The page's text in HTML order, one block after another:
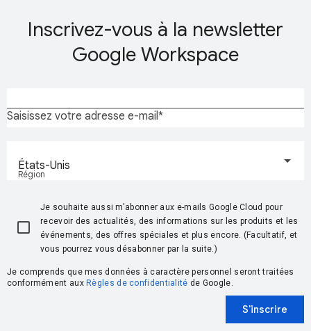
Inscrivez-vous à la newsletter
Google Workspace
Saisissez votre adresse e-mail
Région
États-Unis
Je souhaite aussi m'abonner aux e-mails Google Cloud pour
recevoir des actualités, des informations sur les produits et les
événements, des offres spéciales et plus encore. (Facultatif, et
vous pourrez vous désabonner par la suite.)
Je comprends que mes données à caractère personnel seront traitées
conformément aux Règles de confidentialité de Google.
S'inscrire